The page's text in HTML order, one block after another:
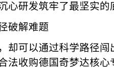
心研发筑牢了最坚实的
破解难题
却可以通过科学路径
法收购德国奇梦达核